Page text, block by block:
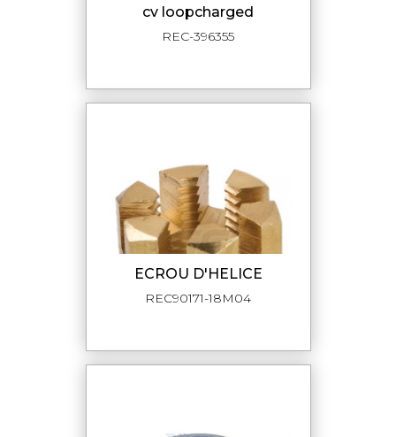
cv loopcharged
REC-396355
ECROU D'HELICE
REC90171-18M04